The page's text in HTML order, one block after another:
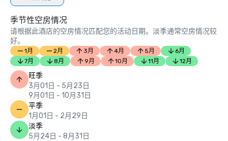
季节性空房情况
请根据此酒店的空房情况匹配您的活动日期。淡季通常空房情况较
好。
1月 2月 3月 4月 5月
6月
7月
8月 9月 10月 11月 12月
旺季
3月01日 - 5月23日
9月01日 - 10月31日
平季
1月01日 - 2月29日
淡季
5月24日 - 8月31日